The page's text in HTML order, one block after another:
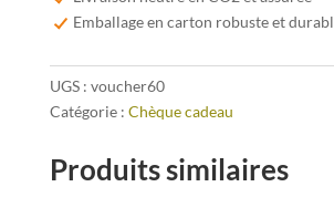
Emballage en carton robuste et
UGS : voucher60
Catégorie : Chèque cadeau
Produits similaires